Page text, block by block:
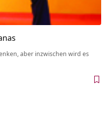
aber inzwischen wird es